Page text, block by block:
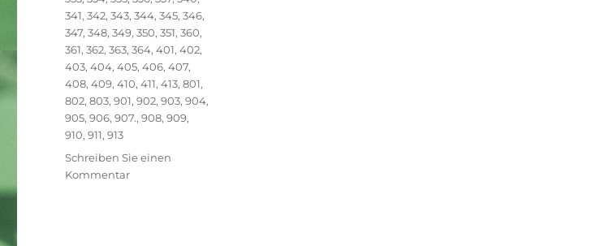
341,342,343,344,345,346,
347,348,349,350,351,360,
361,362,363,364,401,402,
403,404,405,406,407,
408,409,410,411,413,801,
802,803,901,902,903,904,
905,906,907.,908,909,
910,911,913
Schreiben Sie einen
Kommentarzu